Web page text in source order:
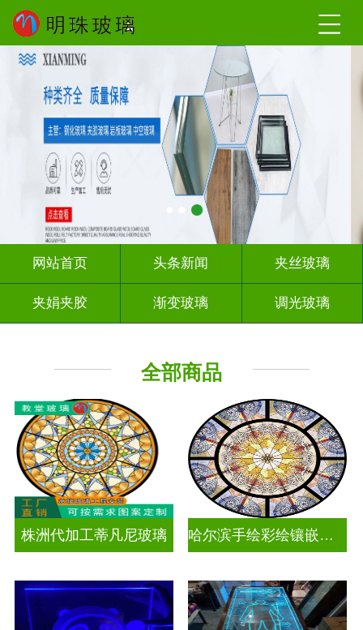
网站首页 头条新闻 夹丝玻璃
夹娟夹胶 渐变玻璃 调光玻璃
全部商品
株洲代加工蒂凡尼玻璃 哈尔滨手绘彩绘镶嵌玻璃